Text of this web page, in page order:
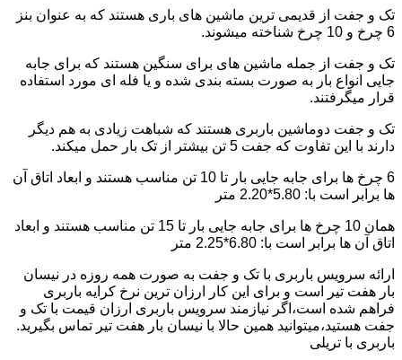
تک و جفت از قدیمی ترین ماشین های باری هستند که به عنوان بنز
6 چرخ و 10 چرخ شناخته میشوند.
تک و جفت از جمله ماشین های برای سنگین هستند که برای جابه
جایی انواع بار به صورت بسته بندی شده و یا فله ای مورد استفاده
قرار میگرفتند.
تک و جفت دوماشین باربری هستند که شباهت زیادی به هم دیگر
دارند با این تفاوت که جفت 5 تن بیشتر از تک بار حمل میکند.
6 چرخ ها برای جابه جایی بار تا 10 تن مناسب هستند و ابعاد اتاق آن
ها برابر است با: 5.80*2.20 متر
همان 10 چرخ ها برای جابه جایی بار تا 15 تن مناسب هستند و ابعاد
اتاق آن ها برابر است با: 6.80*2.25 متر
ارائه سرویس باربری با تک و جفت به صورت همه روزه در نیسان
بار هفت تیر است و برای این کار ارزان ترین نرخ کرایه باربری
فراهم شده است،اگر نیازمند سرویس باربری ارزان قیمت با تک و
جفت هستید،میتوانید همین حالا با نیسان بار هفت تیر تماس بگیرید.
باربری با تریلی